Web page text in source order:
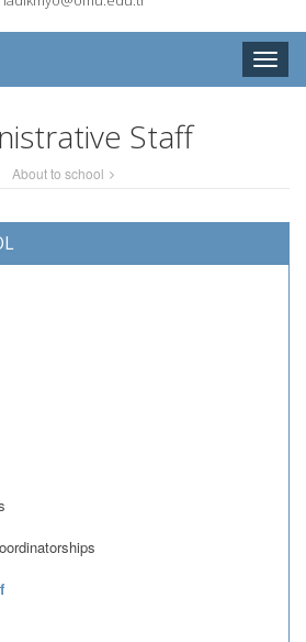
Toggle
Staff
About to school